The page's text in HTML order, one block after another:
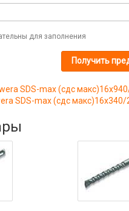
для заполнения
SDS-max (сдс
SDS-max (сдс макс)16x340/